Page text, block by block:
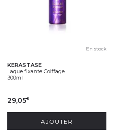
En stock
KERASTASE
Laque fixante Coiffage...
300ml
29,05€
AJOUTER